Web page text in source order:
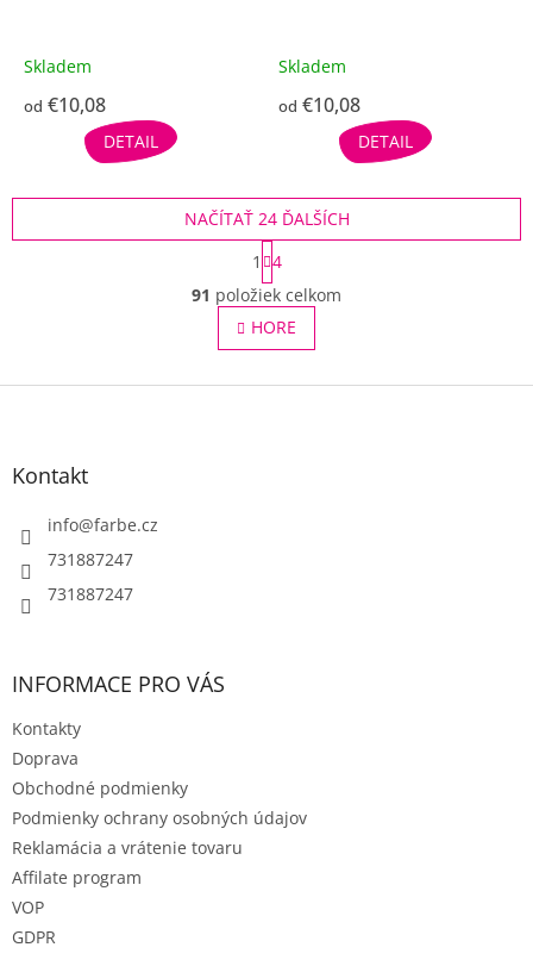
Skladem
od €10,08
DETAIL
Skladem
od €10,08
DETAIL
O
v
l
á
a
NAČÍTAŤ 24 ĎALŠÍCH
S
t
r
á
n
k
v
1
4
91 položiek celkom
HORE
Z
Kontakt
info@farbe.cz
731887247
731887247
INFORMACE PRO VÁS
Kontakty
Doprava
Obchodné podmienky
Podmienky ochrany osobných údajov
Reklamácia a vrátenie tovaru
Affilate program
VOP
GDPR